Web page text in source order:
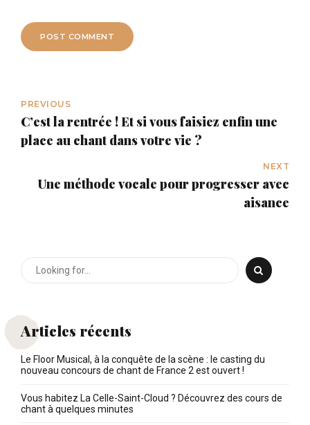
POST COMMENT
PREVIOUS
C’est la rentrée ! Et si vous faisiez enfin une
place au chant dans votre vie ?
NEXT
Une méthode vocale pour progresser avec
aisance
Articles récents
Le Floor Musical, à la conquête de la scène : le casting du
nouveau concours de chant de France 2 est ouvert !
Vous habitez La Celle-Saint-Cloud ? Découvrez des cours de
chant à quelques minutes